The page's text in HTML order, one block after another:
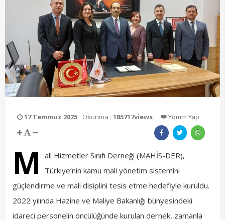
17 Temmuz 2025 Okunma :185717views Yorum Yap
M
ali Hizmetler Sınıfı Derneği (MAHİS-DER),
Türkiye’nin kamu mali yönetim sistemini
güçlendirme ve mali disiplini tesis etme hedefiyle kuruldu.
2022 yılında Hazine ve Maliye Bakanlığı bünyesindeki
idareci personelin öncülüğünde kurulan dernek, zamanla